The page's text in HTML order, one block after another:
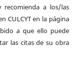
a los/las
CULCYT en la página
a que ello puede
las citas de su obra